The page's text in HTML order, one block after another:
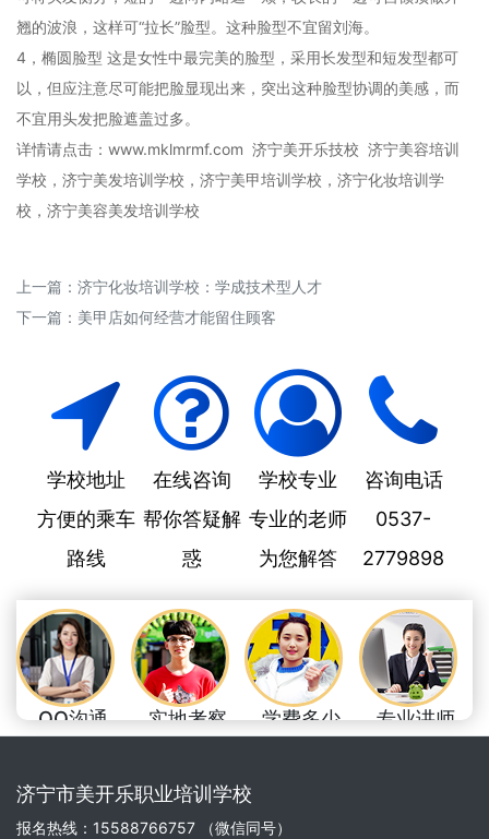
翘的波浪，这样可“拉长”脸型。这种脸型不宜留刘海。
4，椭圆脸型 这是女性中最完美的脸型，采用长发型和短发型都可
以，但应注意尽可能把脸显现出来，突出这种脸型协调的美感，而
不宜用头发把脸遮盖过多。
详情请点击：www.mklmrmf.com 济宁美开乐技校 济宁美容培训
学校，济宁美发培训学校，济宁美甲培训学校，济宁化妆培训学
校，济宁美容美发培训学校
上一篇： 济宁化妆培训学校：学成技术型人才
下一篇： 美甲店如何经营才能留住顾客
学校地址
方便的乘车
路线
在线咨询
帮你答疑解
惑
学校专业
专业的老师
为您解答
咨询电话
0537-
2779898
QQ沟通 实地考察 学费多少 专业讲师
济宁市美开乐职业培训学校
报名热线：15588766757 （微信同号）